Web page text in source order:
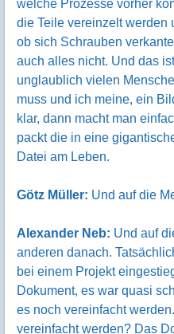
welche Prozesse vorher
die Teile vereinzelt werden
ob sich Schrauben
auch alles nicht. Und das
unglaublich vielen
muss und ich meine, ein
klar, dann macht man
packt die in eine
Datei am Leben.
Götz Müller: Und auf die
Alexander Neb: Und auf
anderen danach.
bei einem Projekt
Dokument, es war quasi
es noch vereinfacht
vereinfacht werden? Das